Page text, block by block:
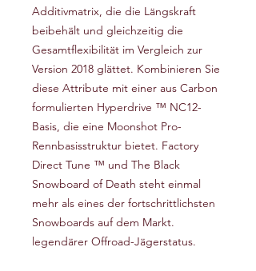
Additivmatrix, die die Längskraft
beibehält und gleichzeitig die
Gesamtflexibilität im Vergleich zur
Version 2018 glättet. Kombinieren Sie
diese Attribute mit einer aus Carbon
formulierten Hyperdrive ™ NC12-
Basis, die eine Moonshot Pro-
Rennbasisstruktur bietet. Factory
Direct Tune ™ und The Black
Snowboard of Death steht einmal
mehr als eines der fortschrittlichsten
Snowboards auf dem Markt.
legendärer Offroad-Jägerstatus.